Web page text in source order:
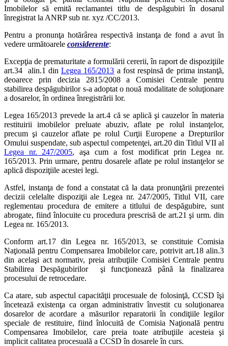
Imobilelor să emită reclamantei titlu de despăgubiri în dosarul
înregistrat la ANRP sub nr. xyz /CC/2013.
Pentru a pronunţa hotărârea respectivă instanţa de fond a avut în
vedere următoarele considerente:
Excepţia de prematuritate a formulării cererii, în raport de dispoziţiile
art.34 alin.1 dinLegea 165/2013 a fost respinsă de prima instanţă,
deoarece prin decizia 2815/2008 a Comisiei Centrale pentru
stabilirea despăgubirilor s-a adoptat o nouă modalitate de soluţionare
a dosarelor, în ordinea înregistrării lor.
Legea 165/2013 prevede la art.4 că se aplică şi cauzelor în materia
restituirii imobilelor preluate abuziv, aflate pe rolul instanţelor,
precum şi cauzelor aflate pe rolul Curţii Europene a Drepturilor
Omului suspendate, sub aspectul competenţei, art.20 din Titlul VII al
Legea nr. 247/2005, aşa cum a fost modificat prin Legea nr.
165/2013. Prin urmare, pentru dosarele aflate pe rolul instanţelor se
aplică dispoziţiile acestei legi.
Astfel, instanţa de fond a constatat că la data pronunţării prezentei
decizii celelalte dispoziţii ale Legea nr. 247/2005, Titlul VII, care
reglementau procedura de emitere a titlului de despăgubire, sunt
abrogate, fiind înlocuite cu procedura prescrisă de art.21 şi urm. din
Legea nr. 165/2013.
Conform art.17 din Legea nr. 165/2013, se constituie Comisia
Naţională pentru Compensarea Imobilelor care, potrivit art.18 alin.3
din acelaşi act normativ, preia atribuţiile Comisiei Centrale pentru
Stabilirea Despăgubirilor şi funcţionează până la finalizarea
procesului de retrocedare.
Ca atare, sub aspectul capacităţii procesuale de folosinţă, CCSD îşi
încetează existenţa ca organ administrativ învestit cu soluţionarea
dosarelor de acordare a măsurilor reparatorii în condiţiile legilor
speciale de restituire, fiind înlocuită de Comisia Naţională pentru
Compensarea Imobilelor, care preia toate atribuţiile acesteia şi
implicit calitatea procesuală a CCSD în dosarele în curs.